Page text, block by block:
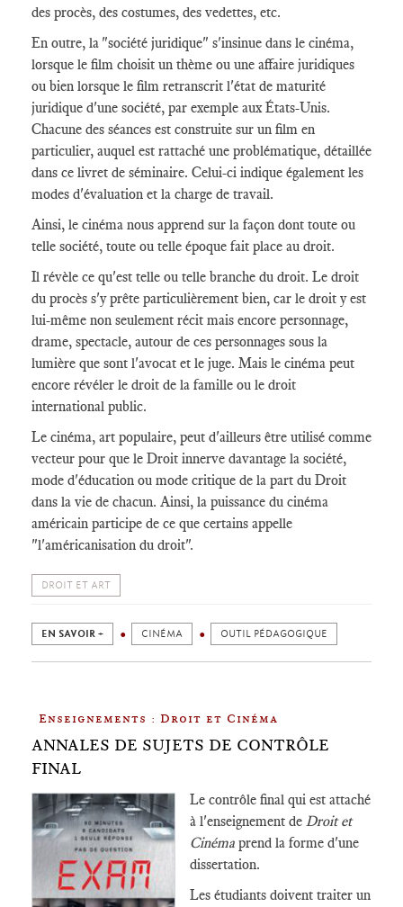
des procès, des costumes, des vedettes, etc.
En outre, la "société juridique" s'insinue dans le cinéma,
lorsque le film choisit un thème ou une affaire juridiques
ou bien lorsque le film retranscrit l'état de maturité
juridique d'une société, par exemple aux États-Unis.
Chacune des séances est construite sur un film en
particulier, auquel est rattaché une problématique, détaillée
dans ce livret de séminaire. Celui-ci indique également les
modes d'évaluation et la charge de travail.
Ainsi, le cinéma nous apprend sur la façon dont toute ou
telle société, toute ou telle époque fait place au droit.
Il révèle ce qu'est telle ou telle branche du droit. Le droit
du procès s'y prête particulièrement bien, car le droit y est
lui-même non seulement récit mais encore personnage,
drame, spectacle, autour de ces personnages sous la
lumière que sont l'avocat et le juge. Mais le cinéma peut
encore révéler le droit de la famille ou le droit
international public.
Le cinéma, art populaire, peut d'ailleurs être utilisé comme
vecteur pour que le Droit innerve davantage la société,
mode d'éducation ou mode critique de la part du Droit
dans la vie de chacun. Ainsi, la puissance du cinéma
américain participe de ce que certains appelle
"l'américanisation du droit".
DROIT ET ART
EN SAVOIR + CINÉMA OUTIL PÉDAGOGIQUE
Enseignements : Droit et Cinéma
ANNALES DE SUJETS DE CONTRÔLE
FINAL
Le contrôle final qui est attaché
à l'enseignement de Droit et
Cinéma prend la forme d'une
dissertation.
Les étudiants doivent traiter un